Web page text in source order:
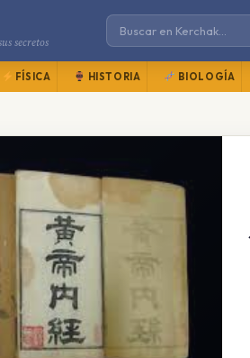
secretos
FÍSICA HISTORIA BIOLOGÍA